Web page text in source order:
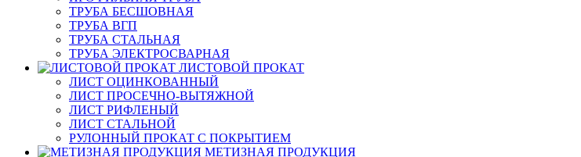
ТРУБА БЕСШОВНАЯ
ТРУБА ВГП
ТРУБА СТАЛЬНАЯ
ТРУБА ЭЛЕКТРОСВАРНАЯ
ЛИСТОВОЙ ПРОКАТ
ЛИСТ ОЦИНКОВАННЫЙ
ЛИСТ ПРОСЕЧНО-ВЫТЯЖНОЙ
ЛИСТ РИФЛЕНЫЙ
ЛИСТ СТАЛЬНОЙ
РУЛОННЫЙ ПРОКАТ С ПОКРЫТИЕМ
МЕТИЗНАЯ ПРОДУКЦИЯ